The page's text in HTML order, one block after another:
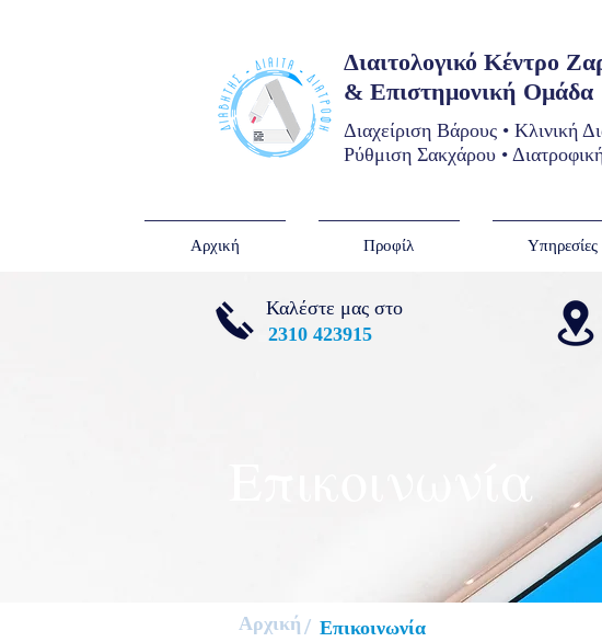
Διαιτολογικό Κέντρο
& Επιστημονική Ομάδα
Διαχείριση Βάρους • Κλινική
Ρύθμιση Σακχάρου •
Αρχική Προφίλ Υπηρεσίες
Επικοινωνία
Καλέστε μας στο
2310 423915
Αρχική / Επικοινωνία